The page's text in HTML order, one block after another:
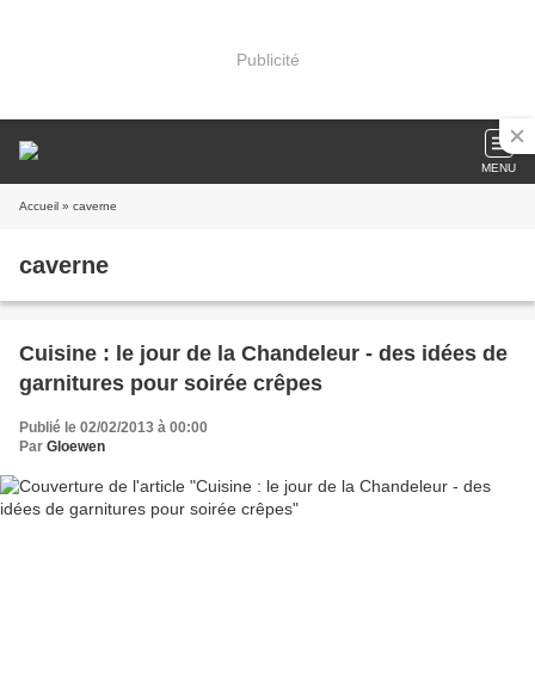
Publicité
MENU
Accueil » caverne
caverne
Cuisine : le jour de la Chandeleur - des idées de
garnitures pour soirée crêpes
Publié le 02/02/2013 à 00:00
Par Gloewen